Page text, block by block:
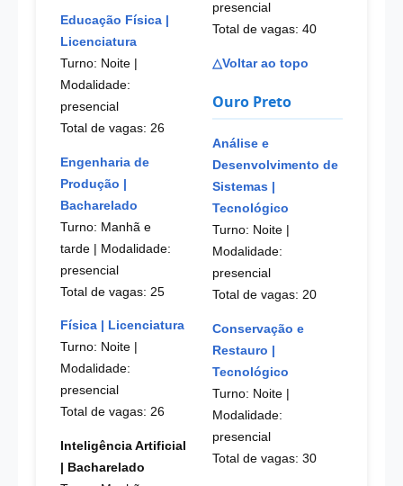
Educação Física |
Licenciatura
Turno: Noite
Modalidade:
presencial
Total de vagas: 26
Engenharia de
Produção |
Bacharelado
Turno: Manhã e
tarde | Modalidade:
presencial
Total de vagas: 25
Física | Licenciatura
Turno: Noite
Modalidade:
presencial
Total de vagas: 26
Inteligência Artificial
| Bacharelado
presencial
Total de vagas: 40
△Voltar ao topo
Ouro Preto
Análise e
Desenvolvimento de
Sistemas |
Tecnológico
Turno: Noite
Modalidade:
presencial
Total de vagas: 20
Conservação e
Restauro |
Tecnológico
Turno: Noite |
Modalidade:
presencial
Total de vagas: 30